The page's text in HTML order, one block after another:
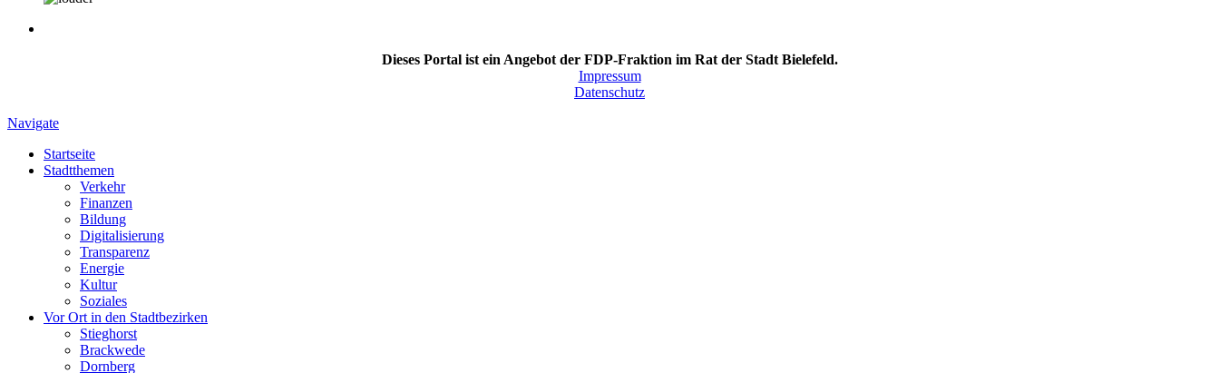
Dieses Portal ist ein Angebot der FDP-Fraktion im Rat der Stadt Bielefeld.
Impressum
Datenschutz
Navigate
Startseite
Stadtthemen
Verkehr
Finanzen
Bildung
Digitalisierung
Transparenz
Energie
Kultur
Soziales
Vor Ort in den Stadtbezirken
Stieghorst
Brackwede
Dornberg